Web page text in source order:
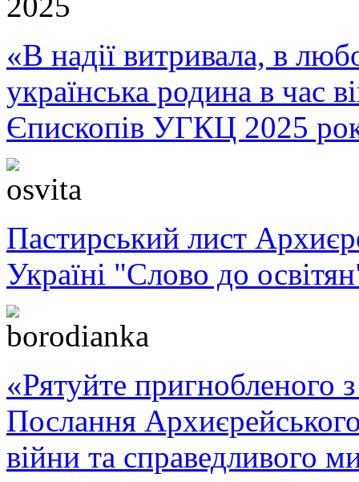
«В надії витривала, в
українська родина в час
Єпископів УГКЦ 2025
Пастирський лист
Україні "Слово до
«Рятуйте пригнобленого
Послання
війни та справедливого